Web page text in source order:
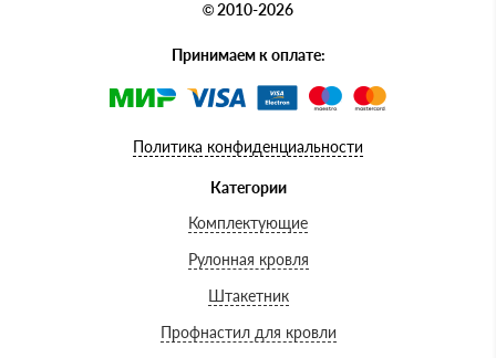
© 2010-2026
Принимаем к оплате:
Политика конфиденциальности
Категории
Комплектующие
Рулонная кровля
Штакетник
Профнастил для кровли